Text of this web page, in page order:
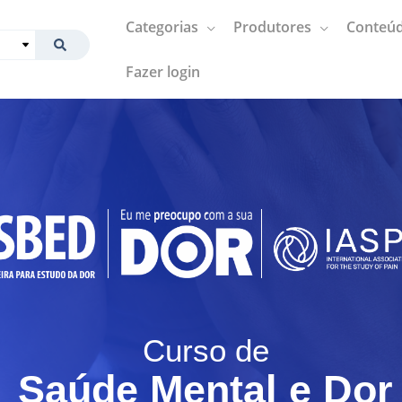
Categorias Produtores
Fazer login
Curso de
Saúde Mental e Dor